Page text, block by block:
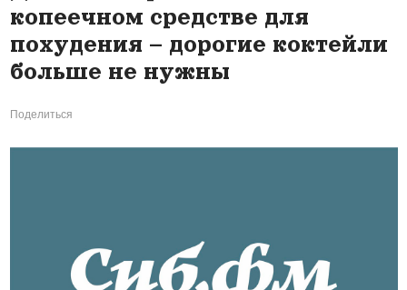
копеечном средстве для
похудения – дорогие коктейли
больше не нужны
Поделиться